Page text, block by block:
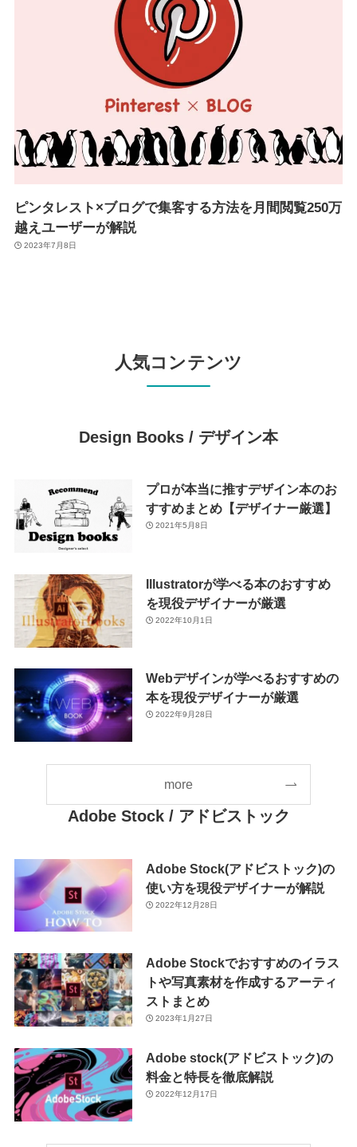
ピンタレスト×ブログで集客する方法を月間閲覧250万
越えユーザーが解説
2023年7月8日
人気コンテンツ
Design Books / デザイン本
プロが本当に推すデザイン本のお
すすめまとめ【デザイナー厳選】
2021年5月8日
Illustratorが学べる本のおすすめ
を現役デザイナーが厳選
2022年10月1日
Webデザインが学べるおすすめの
本を現役デザイナーが厳選
2022年9月28日
more
Adobe Stock/ アドビストック
Adobe Stock(アドビストック)の
使い方を現役デザイナーが解説
2022年12月28日
Adobe Stockでおすすめのイラス
トや写真素材を作成するアーティ
ストまとめ
2023年1月27日
Adobe stock(アドビストック)の
料金と特長を徹底解説
2022年12月17日